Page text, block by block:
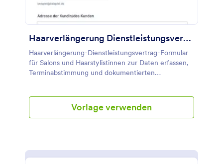
Haarverlängerung Dienstleistungsvertrag Formular
Haarverlängerung-Dienstleistungsvertrag-Formular
für Salons und Haarstylistinnen zur Daten erfassen,
Terminabstimmung und dokumentierten
Vorlage verwenden